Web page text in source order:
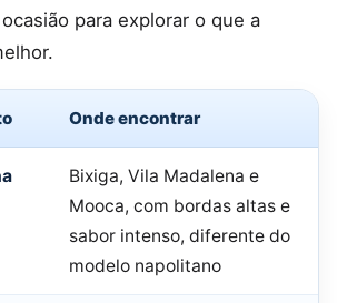
para explorar o que a
Onde encontrar
Bixiga, Vila Madalena e
Mooca, com bordas altas e
sabor intenso, diferente do
modelo napolitano